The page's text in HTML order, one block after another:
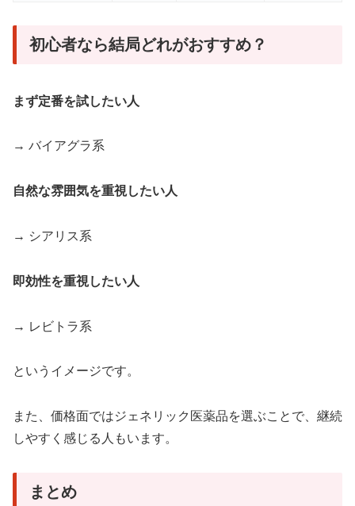
初心者なら結局どれがおすすめ？
まず定番を試したい人
→ バイアグラ系
自然な雰囲気を重視したい人
→ シアリス系
即効性を重視したい人
→ レビトラ系
というイメージです。
また、価格面ではジェネリック医薬品を選ぶことで、継続
しやすく感じる人もいます。
まとめ